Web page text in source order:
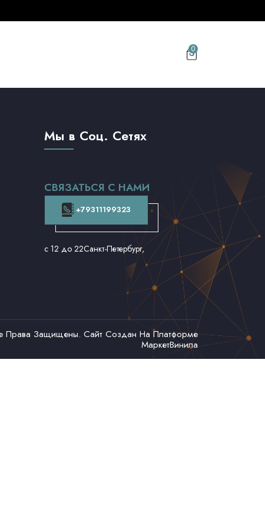
0
Мы в Соц. Сетях
СВЯЗАТЬСЯ С НАМИ
+79311199323
с 12 до 22Санкт-Петербург,
Права Защищены. Сайт Создан На Платформе
МаркетВинила